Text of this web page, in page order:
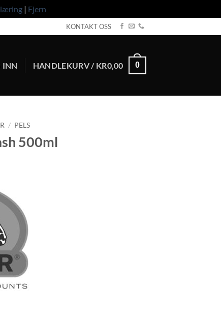
| Fjern
KONTAKT OSS
INN HANDLEKURV / KR0,00 0
/ PELS
500ml